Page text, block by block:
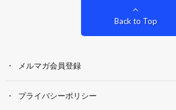
Back to Top
メルマガ会員登録
プライバシーポリシー